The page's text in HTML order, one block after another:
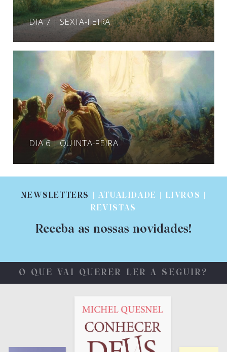
DIA 7 | SEXTA-FEIRA
DIA 6 | QUINTA-FEIRA
NEWSLETTERS
| ATUALIDADE | LIVROS |
REVISTAS
Receba as nossas novidades!
O QUE VAI QUERER LER A SEGUIR?